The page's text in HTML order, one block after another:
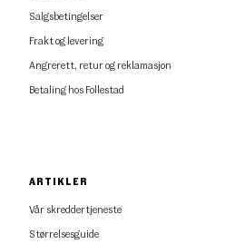
Salgsbetingelser
Frakt og levering
Angrerett, retur og reklamasjon
Betaling hos Follestad
ARTIKLER
Vår skreddertjeneste
Størrelsesguide